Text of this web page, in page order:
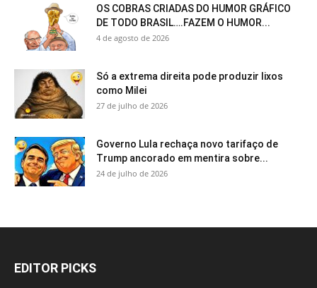
OS COBRAS CRIADAS DO HUMOR GRÁFICO
DE TODO BRASIL….FAZEM O HUMOR...
4 de agosto de 2026
Só a extrema direita pode produzir lixos
como Milei
27 de julho de 2026
Governo Lula rechaça novo tarifaço de
Trump ancorado em mentira sobre...
24 de julho de 2026
EDITOR PICKS